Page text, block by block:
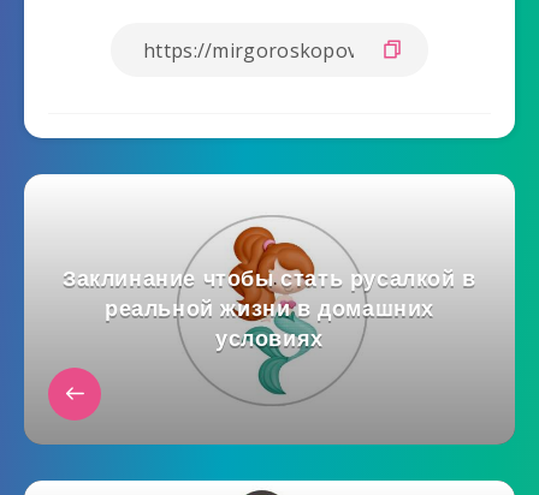
Заклинание чтобы стать русалкой в
реальной жизни в домашних
условиях